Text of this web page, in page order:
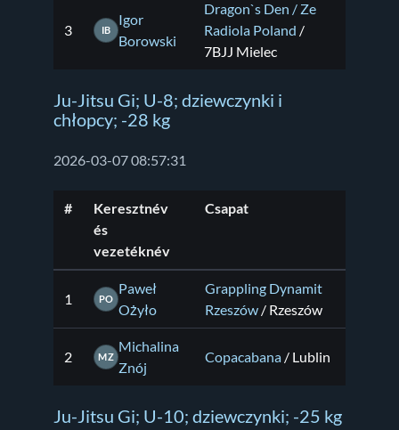
3 IB
Igor
Borowski
Dragon`s Den / Ze
Radiola Poland /
7BJJ Mielec
Ju-Jitsu Gi; U-8; dziewczynki i
chłopcy; -28 kg
2026-03-07 08:57:31
#
Keresztnév
és
vezetéknév
Csapat
1 PO
Paweł
Ożyło
Grappling Dynamit
Rzeszów / Rzeszów
2 MZ
Michalina
Znój
Copacabana / Lublin
Ju-Jitsu Gi; U-10; dziewczynki; -25 kg